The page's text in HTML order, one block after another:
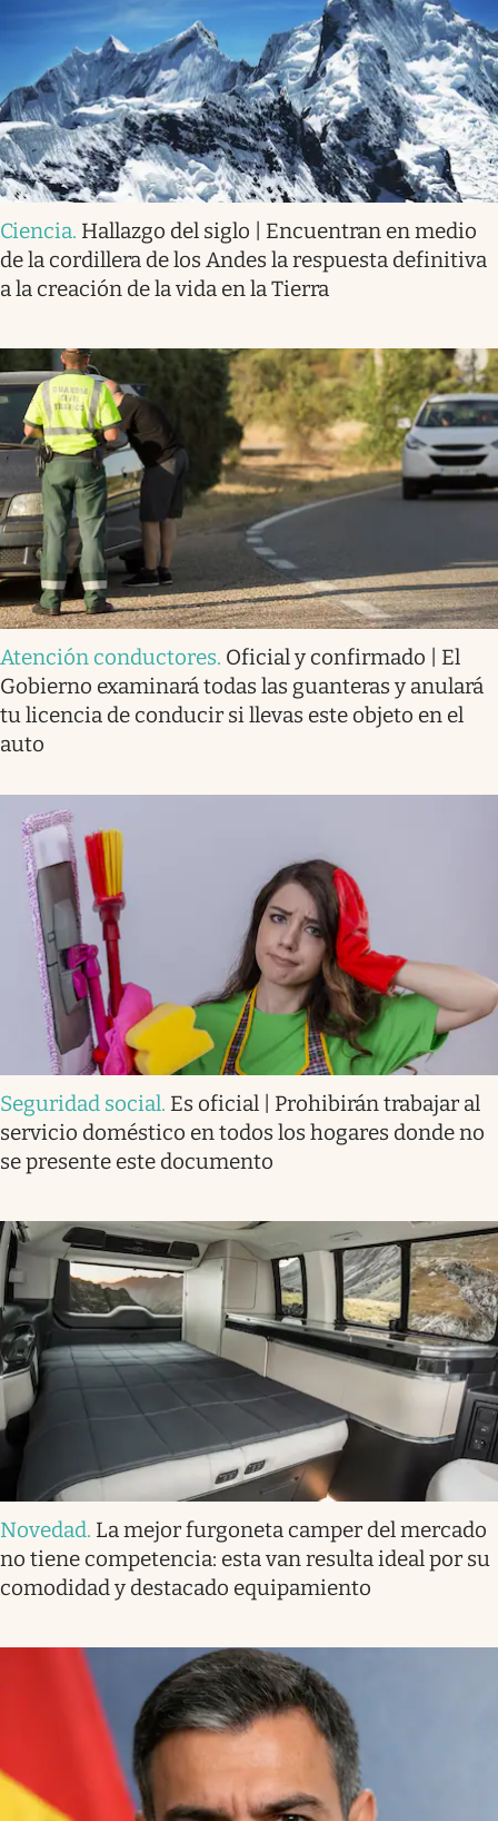
Ciencia. Hallazgo del siglo | Encuentran en medio
de la cordillera de los Andes la respuesta definitiva
a la creación de la vida en la Tierra
Atención conductores. Oficial y confirmado | El
Gobierno examinará todas las guanteras y anulará
tu licencia de conducir si llevas este objeto en el
auto
Seguridad social. Es oficial | Prohibirán trabajar al
servicio doméstico en todos los hogares donde no
se presente este documento
Novedad. La mejor furgoneta camper del mercado
no tiene competencia: esta van resulta ideal por su
comodidad y destacado equipamiento